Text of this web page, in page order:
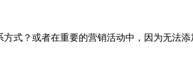
式？或者在重要的营销活动中，因为无法